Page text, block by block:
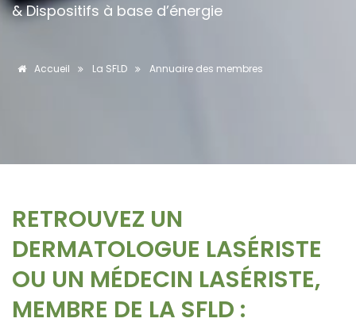
& Dispositifs à base d’énergie
Accueil La SFLD Annuaire des membres
RETROUVEZ UN
DERMATOLOGUE LASÉRISTE
OU UN MÉDECIN LASÉRISTE,
MEMBRE DE LA SFLD :